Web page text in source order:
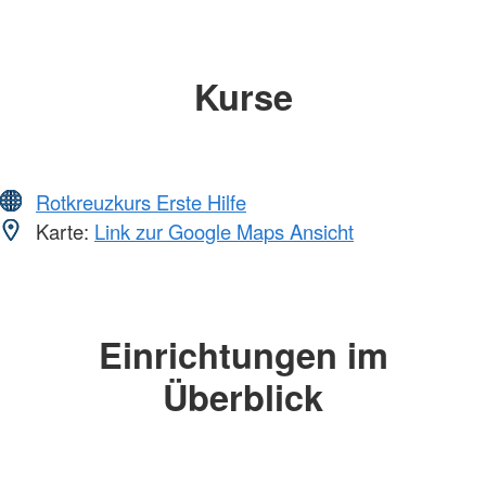
Kurse
Rotkreuzkurs Erste Hilfe
Karte: Link zur Google Maps Ansicht
Einrichtungen im
Überblick